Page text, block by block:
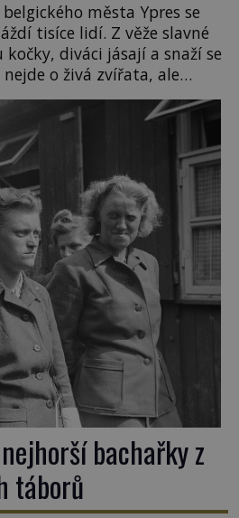
města Ypres se
tisíce lidí. Z věže slavné
diváci jásají a snaží se
o živá zvířata, ale
Kdysi to ale bylo jinak.
připomíná jeden z
nejkrutějších zvyků […]
bachařky z
táborů